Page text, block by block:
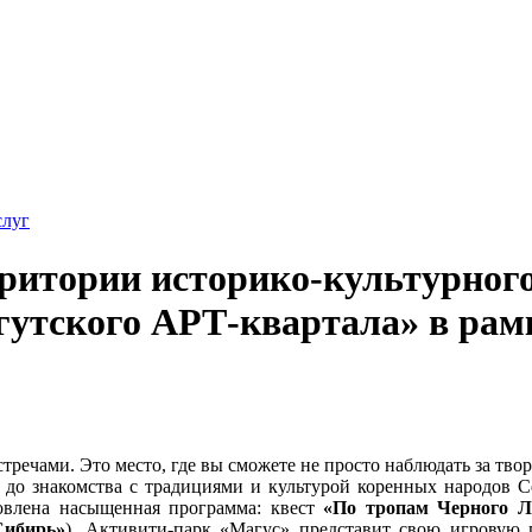
историко-
АРТ-квартала» в
Это место, где вы сможете не просто наблюдать за
знакомства с традициями и культурой коренных народов
насыщенная программа: квест «По тропам Черного